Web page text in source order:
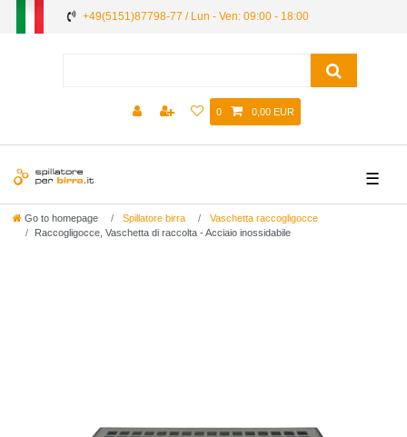
+49(5151)87798-77 / Lun - Ven: 09:00 - 18:00
0 0,00 EUR
☰
Go to homepage Spillatore birra
Vaschetta raccogligocce
Raccogligocce, Vaschetta di raccolta - Acciaio inossidabile